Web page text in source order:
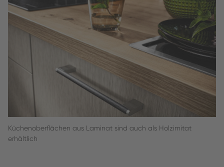
Küchenoberflächen aus Laminat sind auch als Holzimitat
erhältlich